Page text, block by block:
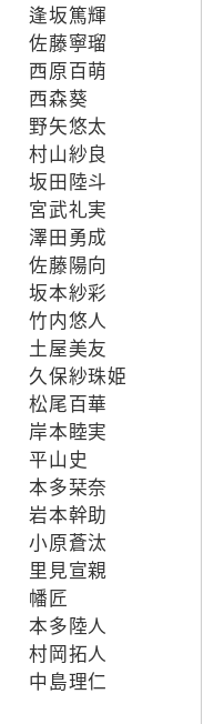
逢坂篤輝
佐藤寧瑠
西原百萌
西森葵
野矢悠太
村山紗良
坂田陸斗
宮武礼実
澤田勇成
佐藤陽向
坂本紗彩
竹内悠人
土屋美友
久保紗珠姫
松尾百華
岸本睦実
平山史
本多栞奈
岩本幹助
小原蒼汰
里見宣親
幡匠
本多陸人
村岡拓人
中島理仁